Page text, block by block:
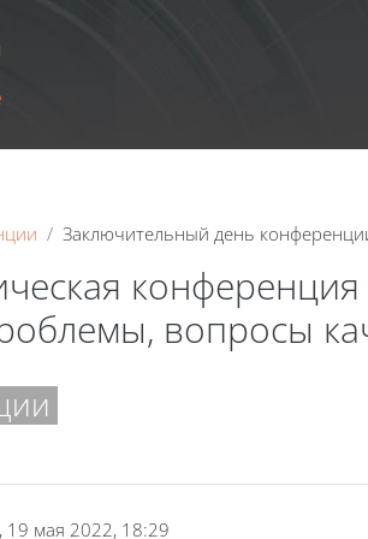
Заключительный день
вопросы
19 мая 2022, 18:29